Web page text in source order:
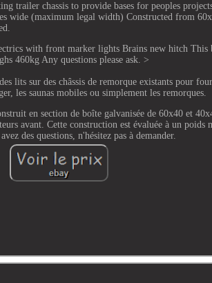
trailer chassis to provide bases for peoples
wide (maximum legal width) Constructed from
with front marker lights Brains new hitch This
460kg Any questions please ask. >
lits sur des châssis de remorque existants pour
les saunas mobiles ou simplement les remorques.
en section de boîte galvanisée de 60x40 et
avant. Cette construction est évaluée à un poids
des questions, n'hésitez pas à demander.